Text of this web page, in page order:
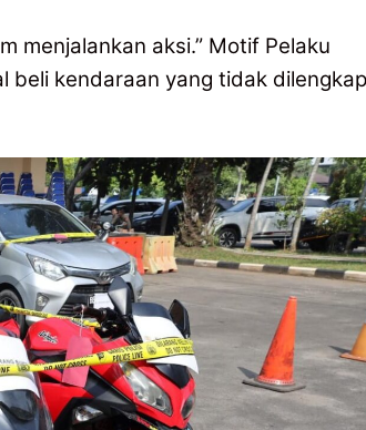
menjalankan aksi.” Motif Pelaku
beli kendaraan yang tidak